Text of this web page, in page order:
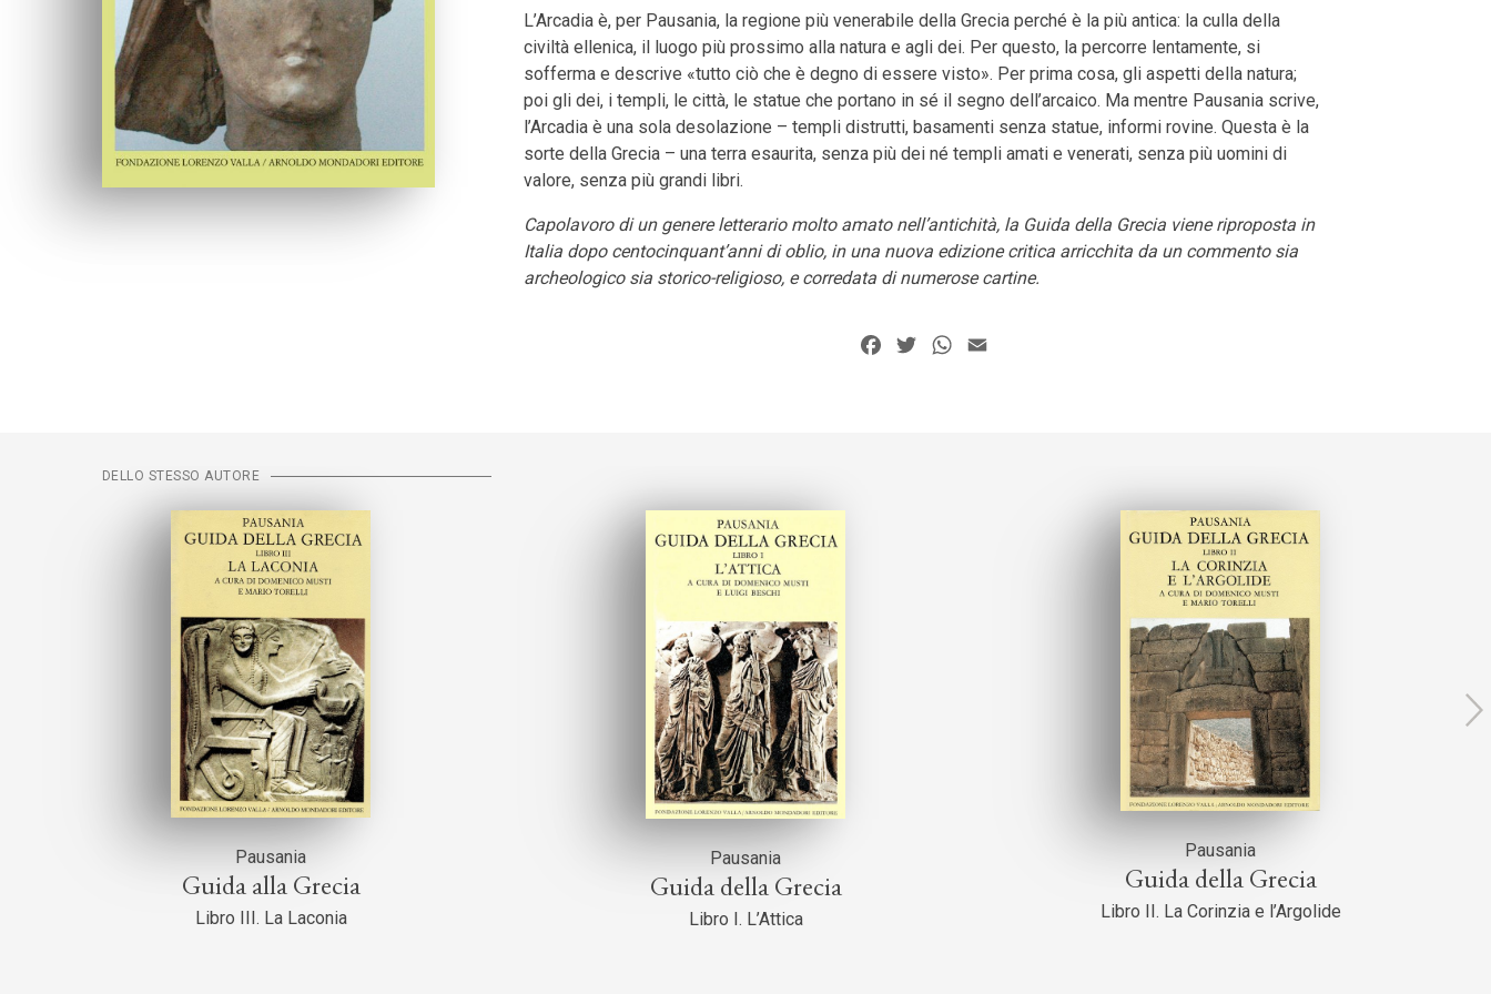
L’Arcadia è, per Pausania, la regione più venerabile della Grecia perché è la più antica: la culla della
civiltà ellenica, il luogo più prossimo alla natura e agli dei. Per questo, la percorre lentamente, si
sofferma e descrive «tutto ciò che è degno di essere visto». Per prima cosa, gli aspetti della natura;
poi gli dei, i templi, le città, le statue che portano in sé il segno dell’arcaico. Ma mentre Pausania scrive,
l’Arcadia è una sola desolazione – templi distrutti, basamenti senza statue, informi rovine. Questa è la
sorte della Grecia – una terra esaurita, senza più dei né templi amati e venerati, senza più uomini di
valore, senza più grandi libri.
Capolavoro di un genere letterario molto amato nell’antichità, la Guida della Grecia viene riproposta in
Italia dopo centocinquant’anni di oblio, in una nuova edizione critica arricchita da un commento sia
archeologico sia storico-religioso, e corredata di numerose cartine.
FacebookTwitterWhatsApp
DELLO STESSO AUTORE
Pausania
Guida alla Grecia
Libro III. La Laconia
Pausania
Guida della Grecia
Libro I. L’Attica
Pausania
Guida della Grecia
Libro II. La Corinzia e l’Argolide